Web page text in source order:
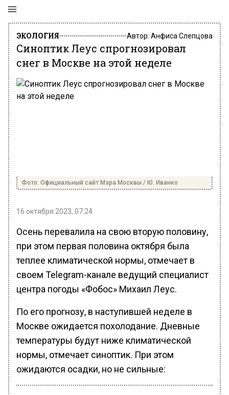
ЭКОЛОГИЯ Автор: Анфиса Слепцова
Синоптик Леус спрогнозировал
снег в Москве на этой неделе
Фото: Официальный сайт Мэра Москвы / Ю. Иванко
16 октября 2023, 07:24
Осень перевалила на свою вторую половину,
при этом первая половина октября была
теплее климатической нормы, отмечает в
своем Telegram-канале ведущий специалист
центра погоды «Фобос» Михаил Леус.
По его прогнозу, в наступившей неделе в
Москве ожидается похолодание. Дневные
температуры будут ниже климатической
нормы, отмечает синоптик. При этом
ожидаются осадки, но не сильные: